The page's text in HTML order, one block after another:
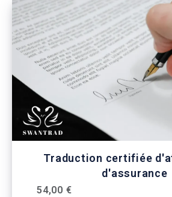
Traduction certifiée
d'assurance
54,00 €